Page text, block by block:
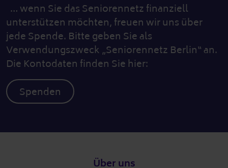
… wenn Sie das Seniorennetz finanziell
unterstützen möchten, freuen wir uns über
jede Spende. Bitte geben Sie als
Verwendungszweck „Seniorennetz Berlin“ an.
Die Kontodaten finden Sie hier:
Spenden
Über uns